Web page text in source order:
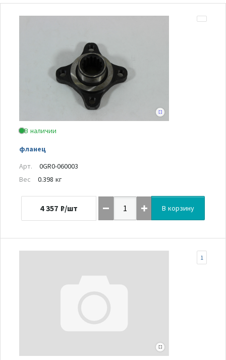
В наличии
фланец
Арт.
0GR0-060003
Вес
0.398 кг
4 357 ₽/шт В корзину
1